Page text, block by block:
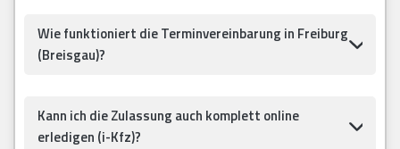
Wie funktioniert die Terminvereinbarung in Freiburg
(Breisgau)?
Kann ich die Zulassung auch komplett online
erledigen (i-Kfz)?